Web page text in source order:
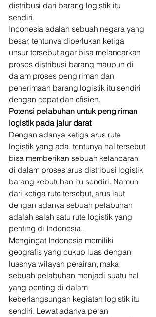
distribusi dari barang logistik itu
sendiri.
Indonesia adalah sebuah negara yang
besar, tentunya diperlukan ketiga
unsur tersebut agar bisa melancarkan
proses distribusi barang maupun di
dalam proses pengiriman dan
penerimaan barang logistik itu sendiri
dengan cepat dan efisien.
Potensi pelabuhan untuk pengiriman
logistik pada jalur darat
Dengan adanya ketiga arus rute
logistik yang ada, tentunya hal tersebut
bisa memberikan sebuah kelancaran
di dalam proses arus distribusi logistik
barang kebutuhan itu sendiri. Namun
dari ketiga rute tersebut, arus laut
dengan adanya sebuah pelabuhan
adalah salah satu rute logistik yang
penting di Indonesia.
Mengingat Indonesia memiliki
geografis yang cukup luas dengan
luasnya wilayah perairan, maka
sebuah pelabuhan menjadi suatu hal
yang penting di dalam
keberlangsungan kegiatan logistik itu
sendiri. Lewat adanya peran